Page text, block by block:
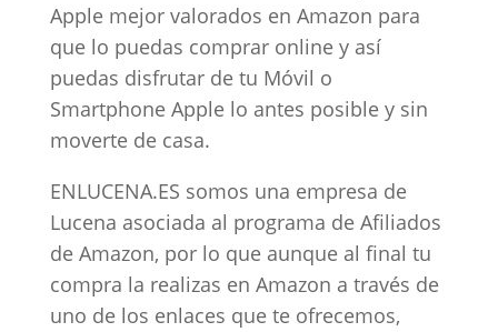
Apple mejor valorados en Amazon para
que lo puedas comprar online y así
puedas disfrutar de tu Móvil o
Smartphone Apple lo antes posible y sin
moverte de casa.
ENLUCENA.ES somos una empresa de
Lucena asociada al programa de Afiliados
de Amazon, por lo que aunque al final tu
compra la realizas en Amazon a través de
uno de los enlaces que te ofrecemos,